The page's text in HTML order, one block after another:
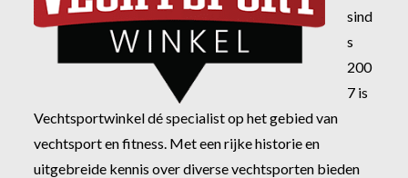
sind
s
200
7 is
Vechtsportwinkel dé specialist op het gebied van
vechtsport en fitness. Met een rijke historie en
uitgebreide kennis over diverse vechtsporten bieden